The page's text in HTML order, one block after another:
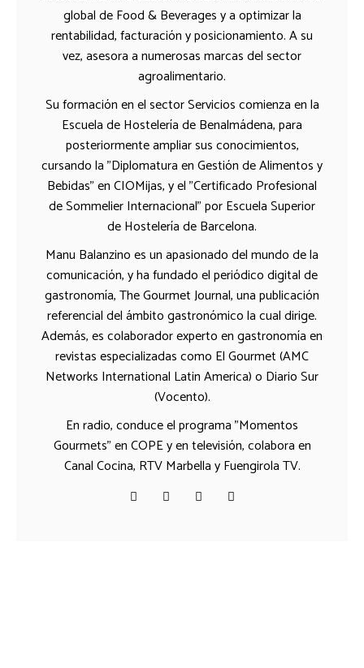
global de Food & Beverages y a optimizar la
rentabilidad, facturación y posicionamiento. A su
vez, asesora a numerosas marcas del sector
agroalimentario.
Su formación en el sector Servicios comienza en la
Escuela de Hostelería de Benalmádena, para
posteriormente ampliar sus conocimientos,
cursando la "Diplomatura en Gestión de Alimentos y
Bebidas" en CIOMijas, y el "Certificado Profesional
de Sommelier Internacional" por Escuela Superior
de Hostelería de Barcelona.
Manu Balanzino es un apasionado del mundo de la
comunicación, y ha fundado el periódico digital de
gastronomía, The Gourmet Journal, una publicación
referencial del ámbito gastronómico la cual dirige.
Además, es colaborador experto en gastronomía en
revistas especializadas como El Gourmet (AMC
Networks International Latin America) o Diario Sur
(Vocento).
En radio, conduce el programa "Momentos
Gourmets" en COPE y en televisión, colabora en
Canal Cocina, RTV Marbella y Fuengirola TV.